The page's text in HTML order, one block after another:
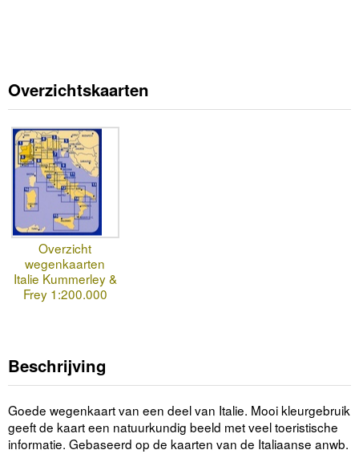
Overzichtskaarten
Overzicht
wegenkaarten
Italie Kummerley &
Frey 1:200.000
Beschrijving
Goede wegenkaart van een deel van Italie. Mooi kleurgebruik
geeft de kaart een natuurkundig beeld met veel toeristische
informatie. Gebaseerd op de kaarten van de Italiaanse anwb.